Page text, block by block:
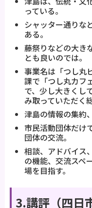
っている。
シャッター通りな
ある。
藤祭りなどの大き
とも良いのでは。
事業名は「つし丸
課で「つし丸カフ
で、少し大きくし
み取っていただく
津島の情報の集約
市民活動団体だけ
団体の交流。
相談、アドバイス
の機能、交流スペ
場を目指す。
3.講評（四日